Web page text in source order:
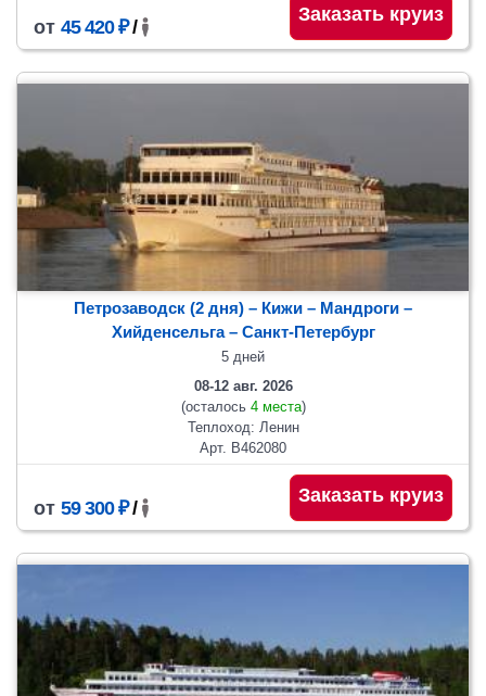
от 45 420 ₽/
Заказать круиз
Петрозаводск (2 дня) – Кижи – Мандроги –
Хийденсельга – Санкт-Петербург
5 дней
08-12 авг. 2026
(осталось 4 места)
Теплоход: Ленин
Арт. В462080
от 59 300 ₽/
Заказать круиз